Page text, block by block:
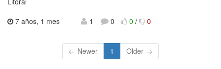
7 años, 1 mes
1 0 0/ 0
← Newer 1 Older →